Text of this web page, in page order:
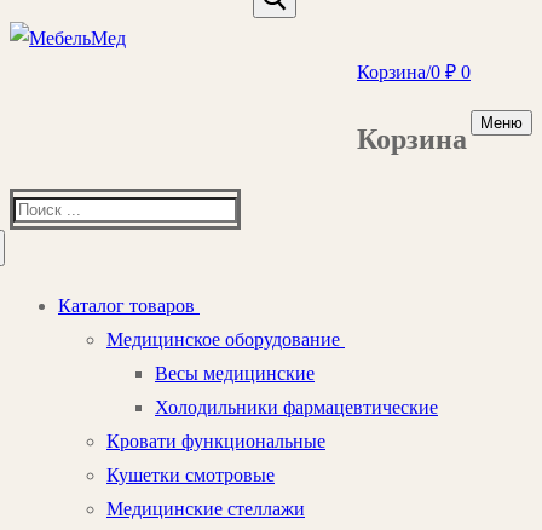
Корзина/0 ₽ 0
Корзина
Меню
Найти:
Каталог товаров
Медицинское оборудование
Весы медицинские
Холодильники фармацевтические
Кровати функциональные
Кушетки смотровые
Медицинские стеллажи